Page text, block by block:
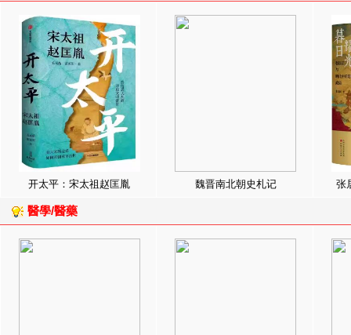
开太平：宋太祖赵匡胤 魏晋南北朝史札记 张
醫學/醫藥